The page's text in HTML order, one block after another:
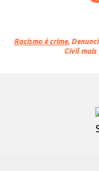
Racismo é crime.
Civil mais